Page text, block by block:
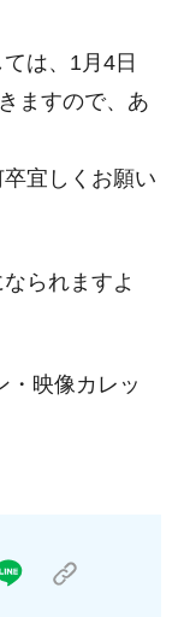
は、1月4日
ますので、あ
宜しくお願い
られますよ
・映像カレッ